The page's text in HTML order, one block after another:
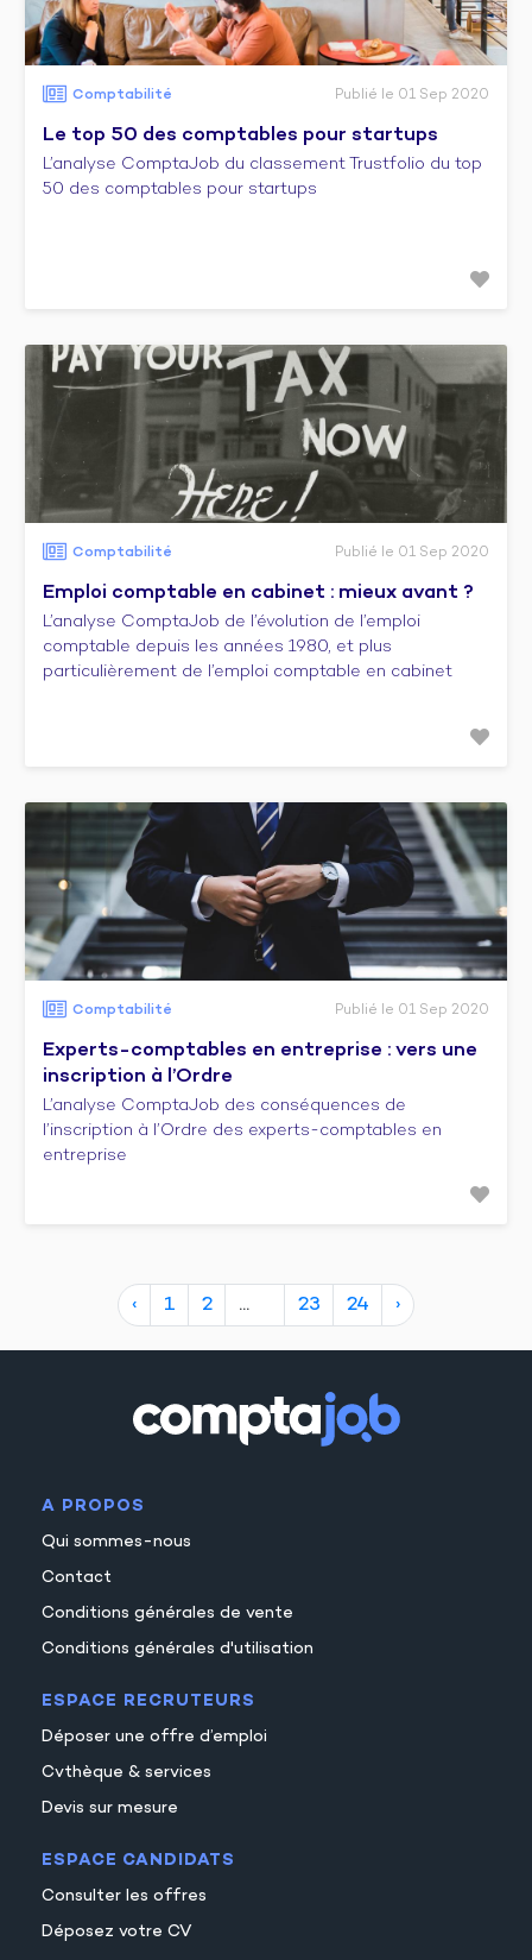
Comptabilité Publié le 01 Sep 2020
Le top 50 des comptables pour startups
L’analyse ComptaJob du classement Trustfolio du top
50 des comptables pour startups
Comptabilité Publié le 01 Sep 2020
Emploi comptable en cabinet : mieux avant ?
L’analyse ComptaJob de l’évolution de l’emploi
comptable depuis les années 1980, et plus
particulièrement de l’emploi comptable en cabinet
Comptabilité Publié le 01 Sep 2020
Experts-comptables en entreprise : vers une
inscription à l’Ordre
L’analyse ComptaJob des conséquences de
l’inscription à l’Ordre des experts-comptables en
entreprise
‹ 1
2
10
15
20
23 24 ›
A PROPOS
Qui sommes-nous
Contact
Conditions générales de vente
Conditions générales d'utilisation
ESPACE RECRUTEURS
Déposer une offre d’emploi
Cvthèque & services
Devis sur mesure
ESPACE CANDIDATS
Consulter les offres
Déposez votre CV